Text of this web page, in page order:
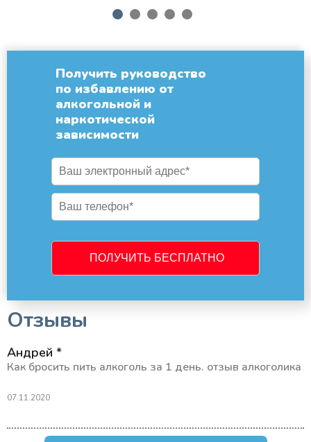
1 2 3 4 5
Получить руководство
по избавлению от
алкогольной и
наркотической
зависимости
Отзывы
Андрей *
Как бросить пить алкоголь за 1 день. отзыв алкоголика
07.11.2020